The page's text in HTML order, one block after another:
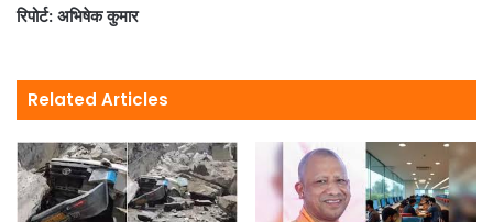
रिपोर्ट: अभिषेक कुमार
Related Articles